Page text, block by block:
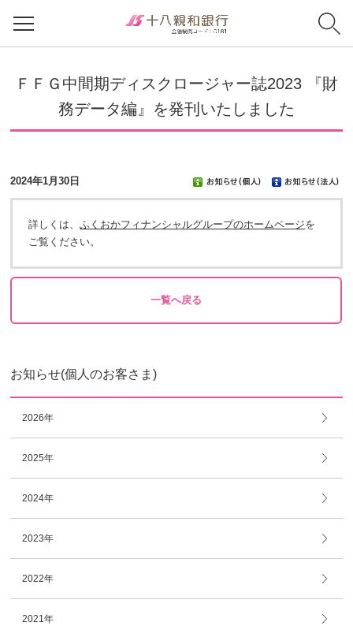
ＦＦＧ中間期ディスクロージャー誌2023 『財
務データ編』を発刊いたしました
2024年1月30日
詳しくは、ふくおかフィナンシャルグループのホームページを
ご覧ください。
一覧へ戻る
お知らせ(個人のお客さま)
2026年
2025年
2024年
2023年
2022年
2021年